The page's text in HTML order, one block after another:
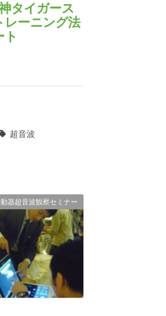
タイガース
レーニング法
超音波
動器超音波観察セミナー